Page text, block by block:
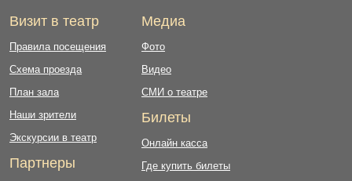
Визит в театр
Правила посещения
Схема проезда
План зала
Наши зрители
Экскурсии в театр
Партнеры
Медиа
Фото
Видео
СМИ о театре
Билеты
Онлайн касса
Где купить билеты